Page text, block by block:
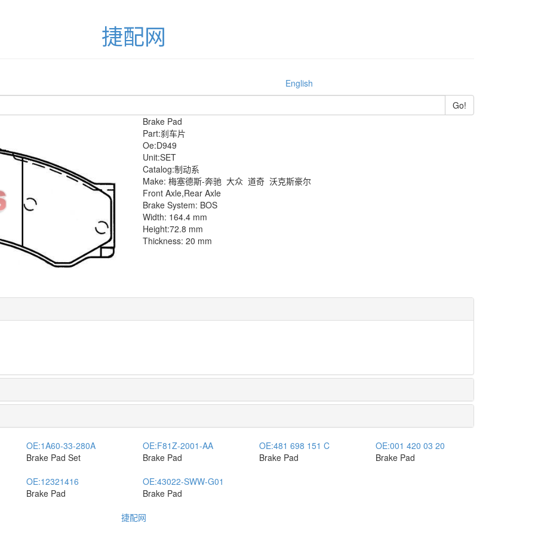
捷配网
English
Brake Pad
Part:刹车片
Oe:D949
Unit:SET
Catalog:制动系
Make: 梅塞德斯-奔驰 大众 道奇 沃克斯豪尔
Front Axle,Rear Axle
Brake System: BOS
Width: 164.4 mm
Height:72.8 mm
Thickness: 20 mm
OE:1A60-33-280A
Brake Pad Set
OE:F81Z-2001-AA
Brake Pad
OE:481 698 151 C
Brake Pad
OE:001 420 03 20
Brake Pad
OE:12321416
Brake Pad
OE:43022-SWW-G01
Brake Pad
捷配网